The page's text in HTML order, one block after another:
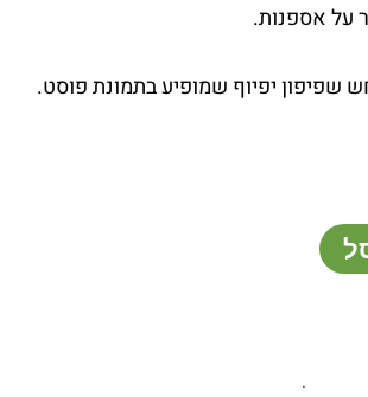
על אספנות.
שפיפון יפיוף שמופיע בתמונת פוסט.
.